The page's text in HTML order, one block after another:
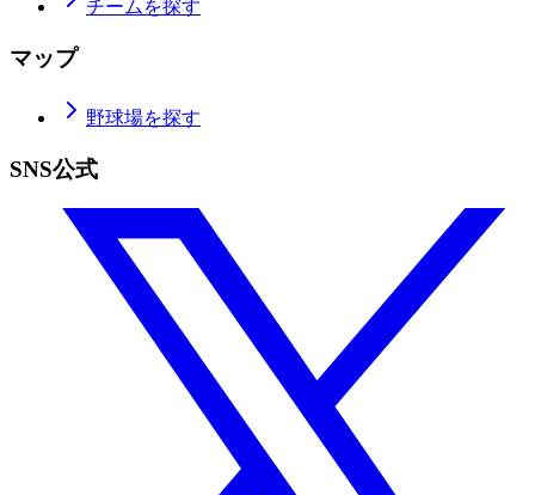
チームを探す
マップ
野球場を探す
SNS公式